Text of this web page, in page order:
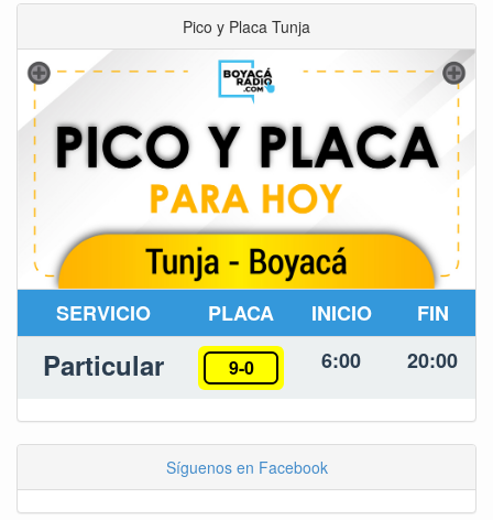
Pico y Placa Tunja
SERVICIO PLACA INICIO FIN
Particular 9-0 6:00 20:00
Síguenos en Facebook